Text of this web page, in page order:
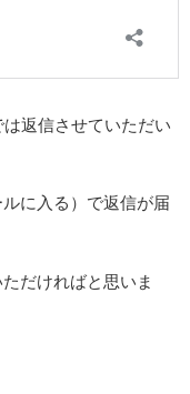
返信させていただい
に入る）で返信が届
だければと思いま